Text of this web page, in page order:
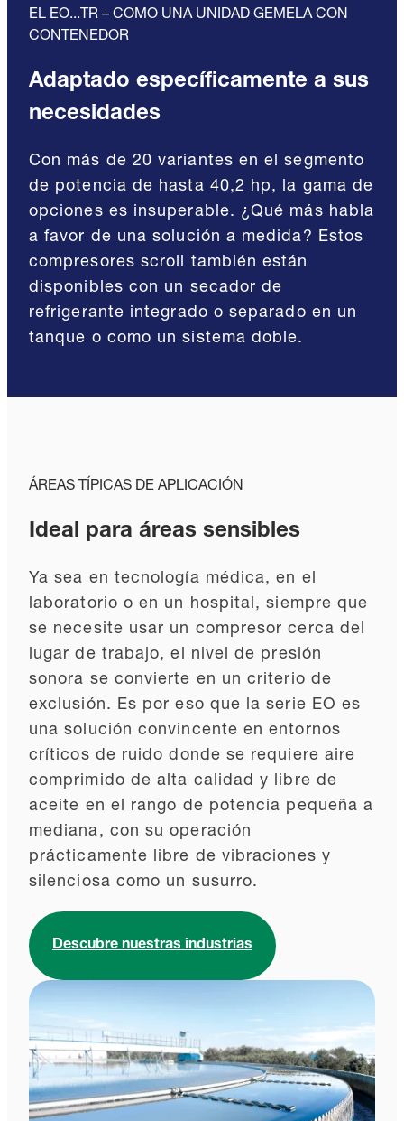
EL EO...TR – COMO UNA UNIDAD GEMELA CON
CONTENEDOR
Adaptado específicamente a sus
necesidades
Con más de 20 variantes en el segmento
de potencia de hasta 40,2 hp, la gama de
opciones es insuperable. ¿Qué más habla
a favor de una solución a medida? Estos
compresores scroll también están
disponibles con un secador de
refrigerante integrado o separado en un
tanque o como un sistema doble.
ÁREAS TÍPICAS DE APLICACIÓN
Ideal para áreas sensibles
Ya sea en tecnología médica, en el
laboratorio o en un hospital, siempre que
se necesite usar un compresor cerca del
lugar de trabajo, el nivel de presión
sonora se convierte en un criterio de
exclusión. Es por eso que la serie EO es
una solución convincente en entornos
críticos de ruido donde se requiere aire
comprimido de alta calidad y libre de
aceite en el rango de potencia pequeña a
mediana, con su operación
prácticamente libre de vibraciones y
silenciosa como un susurro.
Descubre nuestras industrias